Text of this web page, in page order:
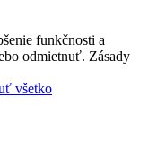
funkčnosti a
odmietnuť. Zásady
všetko